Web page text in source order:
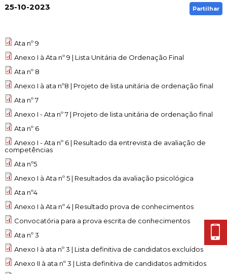
Urbanismo
S. Domingos de Rana
Cascais Envolvente
Mobilidade
Sociedade & Educação
VISITAR
TEMPOS LIVRES
MOBILIDADE
INVESTIR EM CASCAIS
SERVIÇOS
MAPA DO PORTAL
25-10-2023 Partilhar
Ata nº 9
Anexo I à Ata nº 9 | Lista Unitária de Ordenação Final
Ata nº 8
Anexo I à ata nº8 | Projeto de lista unitária de ordenação final
Ata nº 7
Anexo I - Ata nº 7 | Projeto de lista unitária de ordenação final
Ata nº 6
Anexo I - Ata nº 6 | Resultado da entrevista de avaliação de
competências
Ata nº5
Anexo I à Ata nº 5 | Resultados da avaliação psicológica
Ata nº4
Anexo I à Ata nº 4 | Resultado prova de conhecimentos
Convocatória para a prova escrita de conhecimentos
Ata nº 3
Anexo I à ata nº 3 | Lista definitiva de candidatos excluídos
Anexo II à ata nº 3 | Lista definitiva de candidatos admitidos